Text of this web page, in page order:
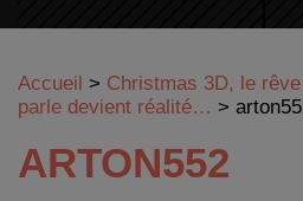
Accueil > Christmas 3D, le
parle devient réalité… >
ARTON552